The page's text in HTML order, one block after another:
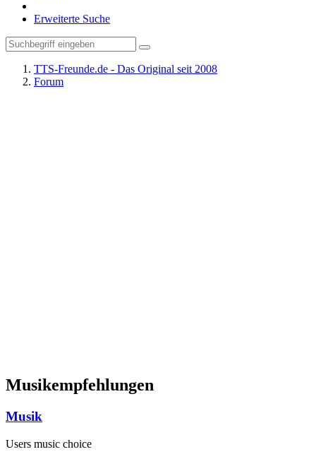
Erweiterte Suche
TTS-Freunde.de - Das Original seit 2008
Forum
Musikempfehlungen
Musik
Users music choice